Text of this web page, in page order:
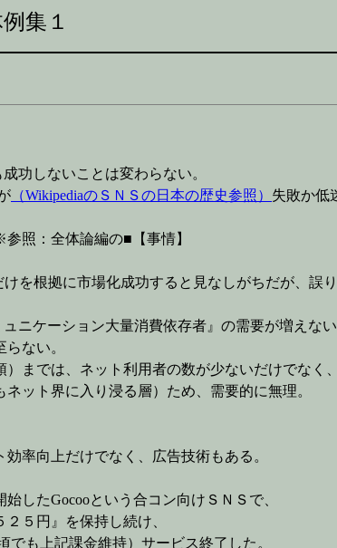
集１
功しないことは変わらない。
（WikipediaのＳＮＳの日本の歴史参照） 失敗か低
照：全体論編の■【事情】
けを根拠に市場化成功すると見なしがちだが、誤
ニケーション大量消費依存者』の需要が増えな
ない。
までは、ネット利用者の数が少ないだけでなく
ト界に入り浸る層）ため、需要的に無理。
率向上だけでなく、広告技術もある。
たGocooという合コン向けＳＮＳで、
５円』を保持し続け、
も上記課金維持）サービス終了した。